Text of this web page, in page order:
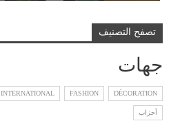
تصفح التصنيف
جهات
DÉCORATION
FASHION
INTERNATIONAL
أحزاب